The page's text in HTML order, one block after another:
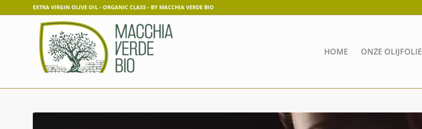
EXTRA VIRGIN OLIVE OIL - ORGANIC CLASS - BY MACCHIA VERDE BIO
HOME ONZE OLIJFOLIE